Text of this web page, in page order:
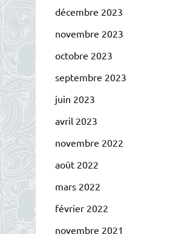
décembre 2023
novembre 2023
octobre 2023
septembre 2023
juin 2023
avril 2023
novembre 2022
août 2022
mars 2022
février 2022
novembre 2021